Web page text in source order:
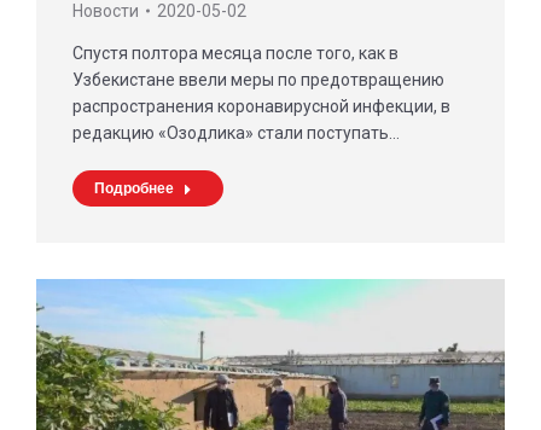
Новости 2020-05-02
Спустя полтора месяца после того, как в
Узбекистане ввели меры по предотвращению
распространения коронавирусной инфекции, в
редакцию «Озодлика» стали поступать…
Подробнее